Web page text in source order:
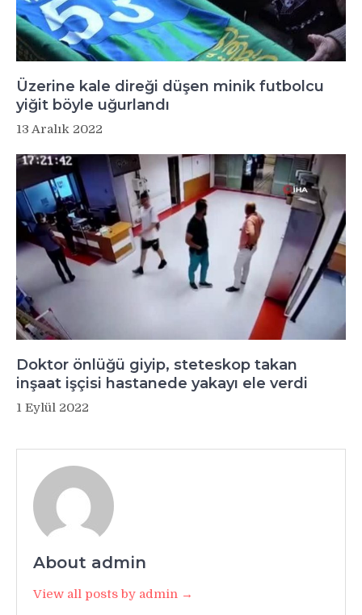
Üzerine kale direği düşen minik futbolcu
yiğit böyle uğurlandı
13 Aralık 2022
Doktor önlüğü giyip, steteskop takan
inşaat işçisi hastanede yakayı ele verdi
1 Eylül 2022
About admin
View all posts by admin →